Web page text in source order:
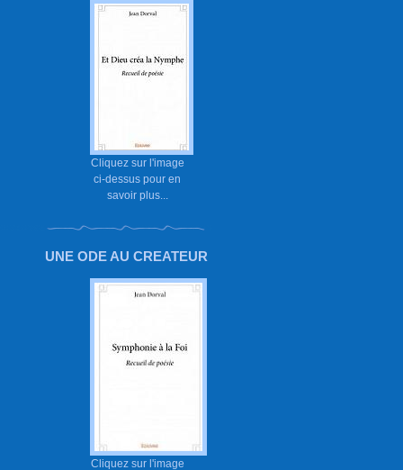
Cliquez sur l'image
ci-dessus pour en
savoir plus...
UNE ODE AU CREATEUR
Cliquez sur l'image